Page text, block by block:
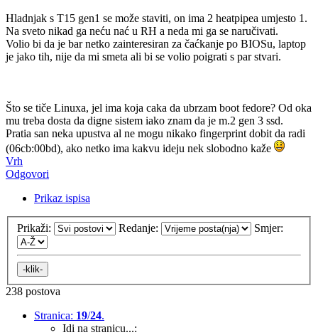
Hladnjak s T15 gen1 se može staviti, on ima 2 heatpipea umjesto 1.
Na sveto nikad ga neću nać u RH a neda mi ga se naručivati.
Volio bi da je bar netko zainteresiran za čaćkanje po BIOSu, laptop
je jako tih, nije da mi smeta ali bi se volio poigrati s par stvari.
Što se tiče Linuxa, jel ima koja caka da ubrzam boot fedore? Od oka
mu treba dosta da digne sistem iako znam da je m.2 gen 3 ssd.
Pratia san neka upustva al ne mogu nikako fingerprint dobit da radi
(06cb:00bd), ako netko ima kakvu ideju nek slobodno kaže
Vrh
Odgovori
Prikaz ispisa
Prikaži: Redanje: Smjer:
238 postova
Stranica: 19/24.
Idi na stranicu...: